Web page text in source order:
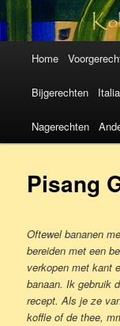
Koken
Spring
naar
de
inhoud
Spring
naar
de
inhoud
Home
Bijgerechten
Nagerechten
Pisang
Oftewel bananen
bereiden met een
verkopen met kant
banaan.Ik gebruik
recept.Als je ze
koffie of de thee,